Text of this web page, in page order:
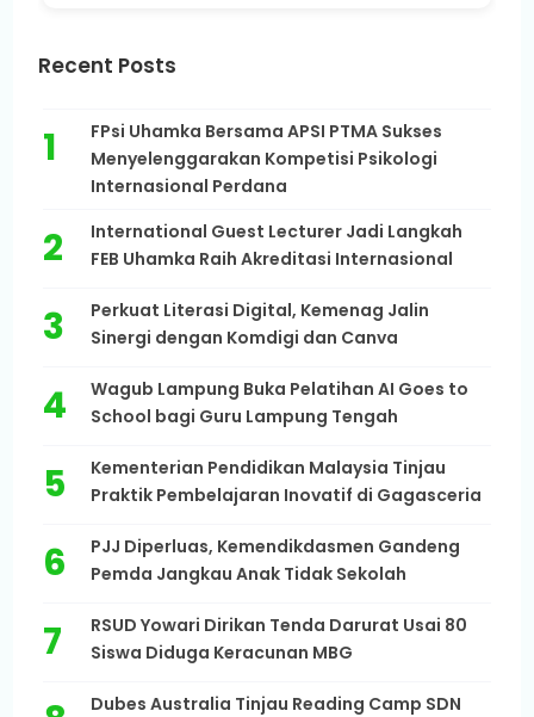
Recent Posts
FPsi Uhamka Bersama APSI PTMA Sukses
Menyelenggarakan Kompetisi Psikologi
Internasional Perdana
International Guest Lecturer Jadi Langkah
FEB Uhamka Raih Akreditasi Internasional
Perkuat Literasi Digital, Kemenag Jalin
Sinergi dengan Komdigi dan Canva
Wagub Lampung Buka Pelatihan AI Goes to
School bagi Guru Lampung Tengah
Kementerian Pendidikan Malaysia Tinjau
Praktik Pembelajaran Inovatif di Gagasceria
PJJ Diperluas, Kemendikdasmen Gandeng
Pemda Jangkau Anak Tidak Sekolah
RSUD Yowari Dirikan Tenda Darurat Usai 80
Siswa Diduga Keracunan MBG
Dubes Australia Tinjau Reading Camp SDN